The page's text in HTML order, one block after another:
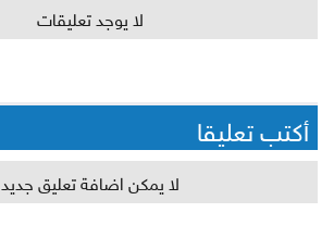
لا يوجد تعليقات
أكتب تعليقا
لا يمكن اضافة تعليق جديد